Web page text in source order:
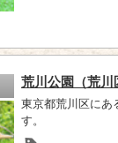
荒川公園（荒川
東京都荒川区にあ
す。